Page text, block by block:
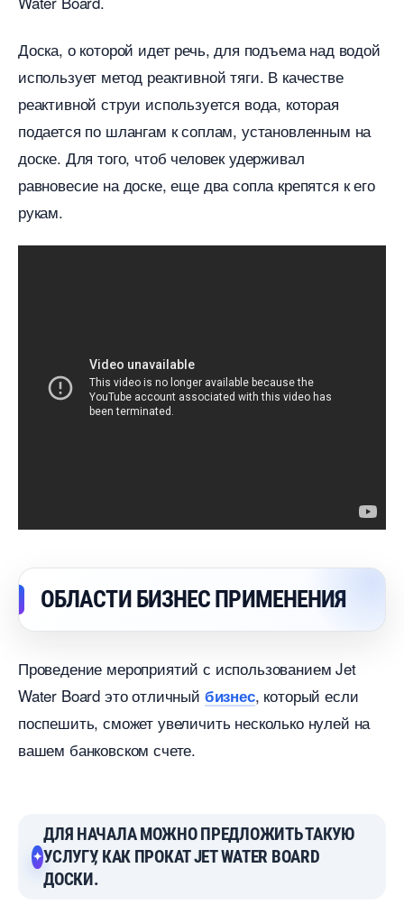
Доска, о которой идет речь, для подъема над водой
использует метод реактивной тяги. В качестве
реактивной струи используется вода, которая
подается по шлангам к соплам, установленным на
доске. Для того, чтоб человек удерживал
равновесие на доске, еще два сопла крепятся к его
рукам.
ОБЛАСТИ БИЗНЕС ПРИМЕНЕНИЯ
Проведение мероприятий с использованием Jet
Water Board это отличный изнес, который если
поспешить, сможет увеличить несколько нулей на
ашем банковском счете.
ДЛЯ НАЧАЛА МОЖНО ПРЕДЛОЖИТЬ ТАКУЮ
УСЛУГУ, КАК ПРОКАТ JET WATER BOARD
ДОСКИ.